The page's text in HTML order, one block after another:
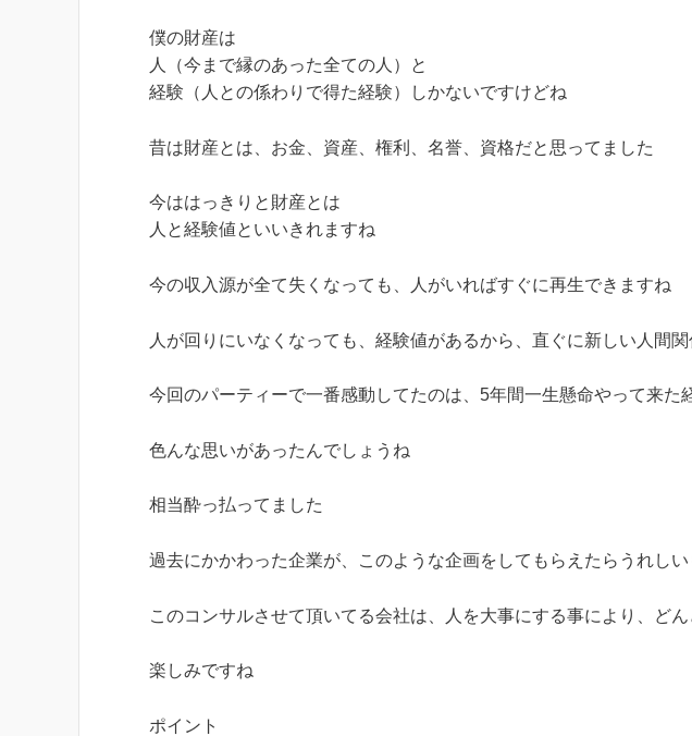
僕の財産は
人（今まで縁のあった全ての人）と
経験（人との係わりで得た経験）しかないですけどね
昔は財産とは、お金、資産、権利、名誉、資格だと思ってました
今ははっきりと財産とは
人と経験値といいきれますね
今の収入源が全て失くなっても、人がいればすぐに再生できますね
人が回りにいなくなっても、経験値があるから、直ぐに新しい人間
今回のパーティーで一番感動してたのは、5年間一生懸命やって来た
色んな思いがあったんでしょうね
相当酔っ払ってました
過去にかかわった企業が、このような企画をしてもらえたらうれし
このコンサルさせて頂いてる会社は、人を大事にする事により、ど
楽しみですね
ポイント